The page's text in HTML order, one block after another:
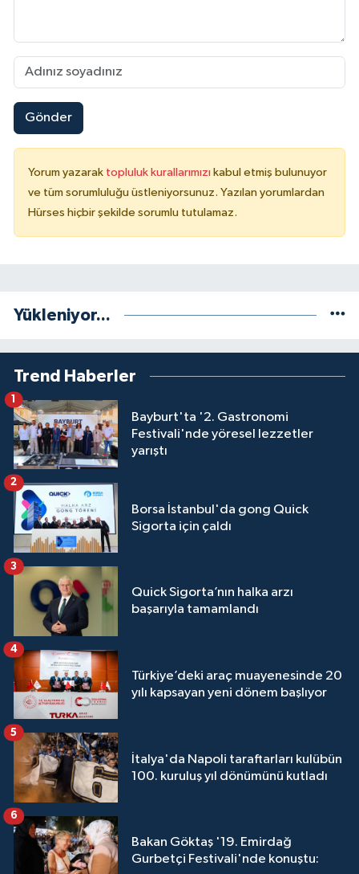
Gönder
Yorum yazarak topluluk kurallarımızı kabul etmiş bulunuyor
ve tüm sorumluluğu üstleniyorsunuz. Yazılan yorumlardan
Hürses hiçbir şekilde sorumlu tutulamaz.
Yükleniyor...
Trend Haberler
Bayburt'ta '2. Gastronomi
Festivali'nde yöresel lezzetler
yarıştı
1
Borsa İstanbul'da gong Quick
Sigorta için çaldı
2
Quick Sigorta’nın halka arzı
başarıyla tamamlandı
3
Türkiye’deki araç muayenesinde 20
yılı kapsayan yeni dönem başlıyor
4
İtalya'da Napoli taraftarları kulübün
100. kuruluş yıl dönümünü kutladı
5
Bakan Göktaş '19. Emirdağ
Gurbetçi Festivali'nde konuştu:
6